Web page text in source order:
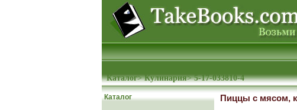
Каталог>Кулинария>5-17-033810-4
Каталог Пиццы с мясом,